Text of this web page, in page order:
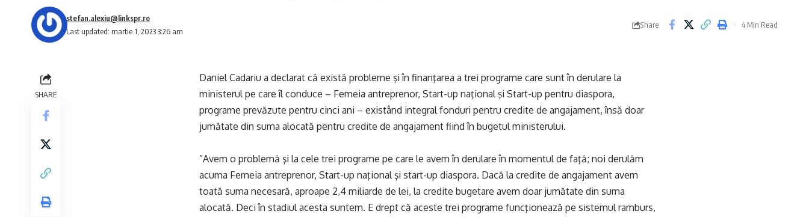
Last updated: martie 1, 2023 3:26 am
stefan.alexiu@linkspr.ro
Share 4 Min Read
SHARE
Daniel Cadariu a declarat că există probleme şi în finanţarea a trei programe care sunt în derulare la
ministerul pe care îl conduce – Femeia antreprenor, Start-up naţional şi Start-up pentru diaspora,
programe prevăzute pentru cinci ani – existând integral fonduri pentru credite de angajament, însă doar
jumătate din suma alocată pentru credite de angajament fiind în bugetul ministerului.
”Avem o problemă şi la cele trei programe pe care le avem în derulare în momentul de faţă; noi derulăm
acuma Femeia antreprenor, Start-up naţional şi start-up diaspora. Dacă la credite de angajament avem
toată suma necesară, aproape 2,4 miliarde de lei, la credite bugetare avem doar jumătate din suma
alocată. Deci în stadiul acesta suntem. E drept că aceste trei programe funcţionează pe sistemul ramburs,